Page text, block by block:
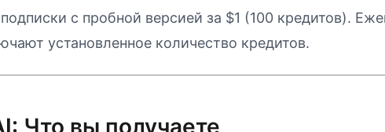
с пробной версией за $1 (100 кредитов).
установленное количество кредитов.
Что вы получаете